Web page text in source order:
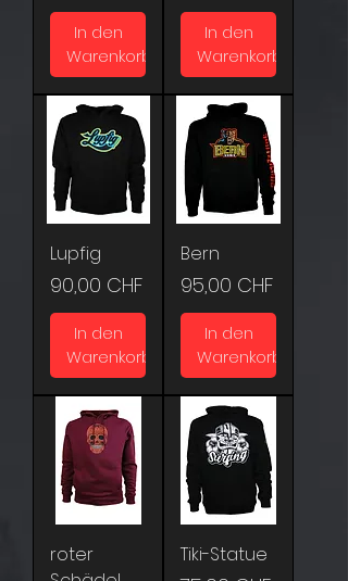
In den
Warenkorb
In den
Warenkorb
Lupfig
Preis
90,00 CHF
In den
Warenkorb
Bern
Preis
95,00 CHF
In den
Warenkorb
roter
Tiki-Statue